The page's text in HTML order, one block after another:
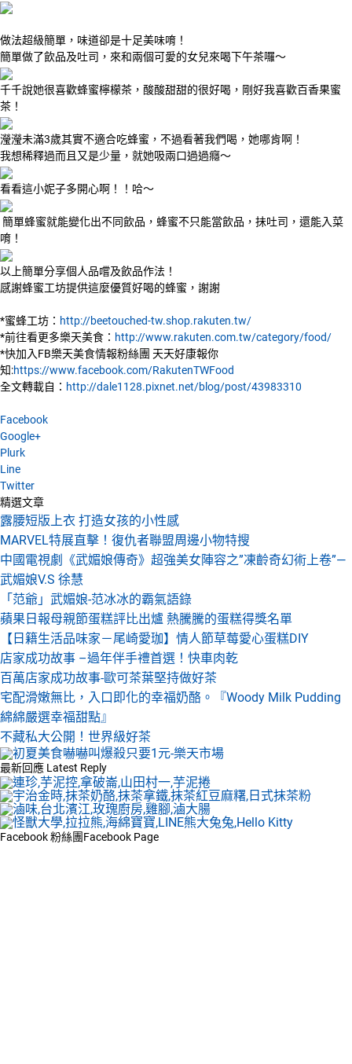
做法超級簡單，味道卻是十足美味唷！
簡單做了飲品及吐司，來和兩個可愛的女兒來喝下午茶囉～
千千說她很喜歡蜂蜜檸檬茶，酸酸甜甜的很好喝，剛好我喜歡百香果蜜
茶！
瀅瀅未滿3歲其實不適合吃蜂蜜，不過看著我們喝，她哪肯啊！
我想稀釋過而且又是少量，就她吸兩口過過癮～
看看這小妮子多開心啊！！哈～
簡單蜂蜜就能變化出不同飲品，蜂蜜不只能當飲品，抺吐司，還能入菜
唷！
以上簡單分享個人品嚐及飲品作法！
感謝蜂蜜工坊提供這麼優質好喝的蜂蜜，謝謝
*蜜蜂工坊： http://beetouched-tw.shop.rakuten.tw/
*前往看更多樂天美食： http://www.rakuten.com.tw/category/food/
*快加入FB樂天美食情報粉絲團 天天好康報你
知:https://www.facebook.com/RakutenTWFood
全文轉載自： http://dale1128.pixnet.net/blog/post/43983310
Facebook
Google+
Plurk
Line
Twitter
精選文章
露腰短版上衣 打造女孩的小性感
MARVEL特展直擊！復仇者聯盟周邊小物特搜
中國電視劇《武媚娘傳奇》超強美女陣容之”凍齡奇幻術上卷”—
武媚娘V.S 徐慧
「范爺」武媚娘-范冰冰的霸氣語錄
蘋果日報母親節蛋糕評比出爐 熱騰騰的蛋糕得獎名單
【日籍生活品味家－尾崎愛珈】情人節草莓愛心蛋糕DIY
店家成功故事 –過年伴手禮首選！快車肉乾
百萬店家成功故事-歐可茶葉堅持做好茶
宅配滑嫩無比，入口即化的幸福奶酪。『Woody Milk Pudding
綿綿嚴選幸福甜點』
不藏私大公開！世界級好茶
最新回應 Latest Reply
Facebook 粉絲團Facebook Page